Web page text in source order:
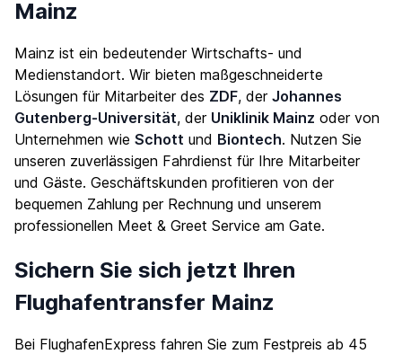
Mainz
Mainz ist ein bedeutender Wirtschafts- und
Medienstandort. Wir bieten maßgeschneiderte
Lösungen für Mitarbeiter des ZDF, der Johannes
Gutenberg-Universität, der Uniklinik Mainz oder von
Unternehmen wie Schott und Biontech. Nutzen Sie
unseren zuverlässigen Fahrdienst für Ihre Mitarbeiter
und Gäste. Geschäftskunden profitieren von der
bequemen Zahlung per Rechnung und unserem
professionellen Meet & Greet Service am Gate.
Sichern Sie sich jetzt Ihren
Flughafentransfer Mainz
Bei FlughafenExpress fahren Sie zum Festpreis ab 45